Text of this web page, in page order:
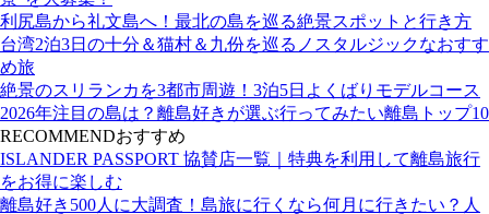
利尻島から礼文島へ！最北の島を巡る絶景スポットと行き方
台湾2泊3日の十分＆猫村＆九份を巡るノスタルジックなおすす
め旅
絶景のスリランカを3都市周遊！3泊5日よくばりモデルコース
2026年注目の島は？離島好きが選ぶ行ってみたい離島トップ10
RECOMMENDおすすめ
ISLANDER PASSPORT 協賛店一覧｜特典を利用して離島旅行
をお得に楽しむ
離島好き500人に大調査！島旅に行くなら何月に行きたい？人